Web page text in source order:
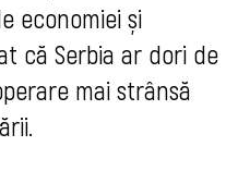
economiei și
că Serbia ar dori de
mai strânsă